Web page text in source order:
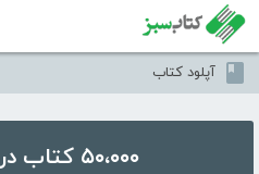
آپلود کتاب
۵۰،۰۰۰ کتاب در موبایل شما